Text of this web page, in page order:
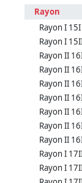
Rayon
Rayon I 15I
Rayon I
Rayon II
Rayon II
Rayon II
Rayon II
Rayon II
Rayon II
Rayon II
Rayon I
Rayon I